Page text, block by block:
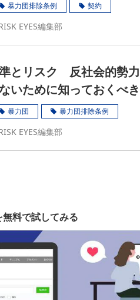
暴力団排除条例 契約
EYES編集部
とリスク 反社会的勢力
いために知っておくべき
暴力団 暴力団排除条例
EYES編集部
料で試してみる